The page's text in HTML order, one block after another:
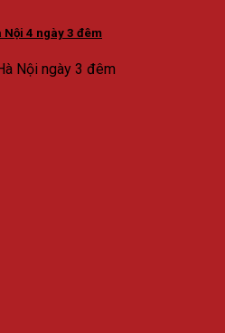
Nội 4 ngày 3 đêm
Nội ngày 3 đêm